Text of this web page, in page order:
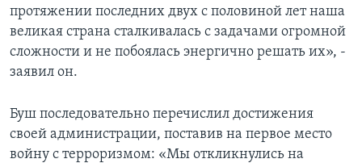
протяжении последних двух с половиной лет наша
великая страна сталкивалась с задачами огромной
сложности и не побоялась энергично решать их», -
заявил он.
Буш последовательно перечислил достижения
своей администрации, поставив на первое место
войну с терроризмом: «Мы откликнулись на